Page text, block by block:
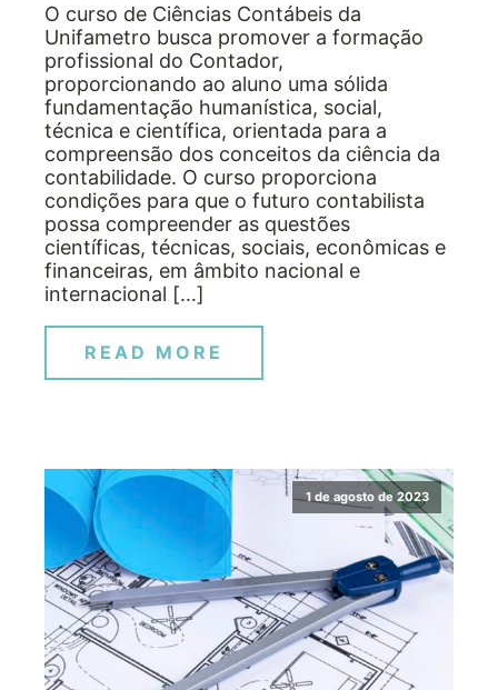
O curso de Ciências Contábeis da
Unifametro busca promover a formação
profissional do Contador,
proporcionando ao aluno uma sólida
fundamentação humanística, social,
técnica e científica, orientada para a
compreensão dos conceitos da ciência da
contabilidade. O curso proporciona
condições para que o futuro contabilista
possa compreender as questões
científicas, técnicas, sociais, econômicas e
financeiras, em âmbito nacional e
internacional […]
READ MORE
1 de agosto de 2023